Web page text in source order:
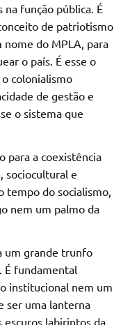
na função pública. É
de patriotismo
do MPLA, para
o país. É esse o
colonialismo
de gestão e
o sistema que
para a coexistência
sociocultural e
tempo do socialismo,
nem um palmo da
um grande trunfo
É fundamental
institucional nem um
ser uma lanterna
escuros labirintos da